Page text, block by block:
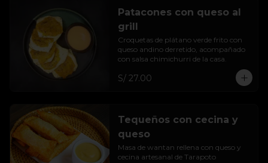
Patacones con queso al
grill
Croquetas de plátano verde frito con
queso andino derretido, acompañado
con salsa chimichurri de la casa.
S/ 27.00
Tequeños con cecina y
queso
Masa de wantan rellena con queso y
cecina artesanal de Tarapoto